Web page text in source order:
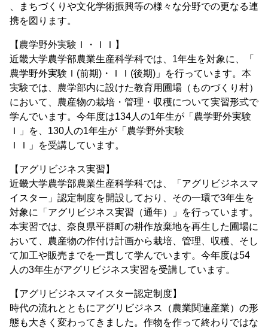
、まちづくりや文化学術振興等の様々な分野での更なる連
携を図ります。
【農学野外実験Ｉ・ＩＩ】
近畿大学農学部農業生産科学科では、1年生を対象に、「
農学野外実験Ｉ(前期)・ＩＩ(後期)」を行っています。本
実験では、農学部内に設けた教育用圃場（ものづくり村）
において、農産物の栽培・管理・収穫について実習形式で
学んでいます。今年度は134人の1年生が「農学野外実験
Ｉ」を、130人の1年生が「農学野外実験
ＩＩ」を受講しています。
【アグリビジネス実習】
近畿大学農学部農業生産科学科では、「アグリビジネスマ
イスター」認定制度を開設しており、その一環で3年生を
対象に「アグリビジネス実習（通年）」を行っています。
本実習では、奈良県平群町の耕作放棄地を再生した圃場に
おいて、農産物の作付け計画から栽培、管理、収穫、そし
て加工や販売までを一貫して学んでいます。今年度は54
人の3年生がアグリビジネス実習を受講しています。
【アグリビジネスマイスター認定制度】
時代の流れとともにアグリビジネス（農業関連産業）の形
態も大きく変わってきました。作物を作って終わりではな